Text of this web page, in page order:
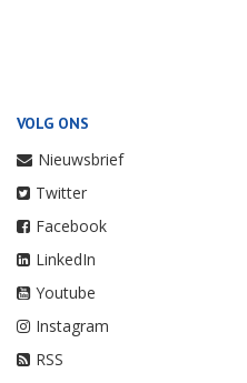
VOLG ONS
Nieuwsbrief
Twitter
Facebook
LinkedIn
Youtube
Instagram
RSS